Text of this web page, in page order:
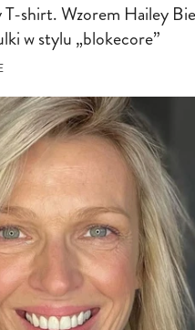
T-shirt. Wzorem Hailey
w stylu „blokecore”